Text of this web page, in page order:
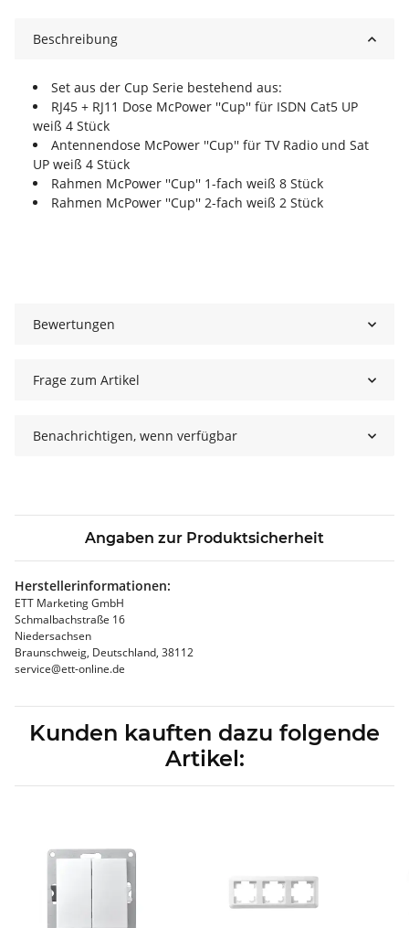
Beschreibung
Set aus der Cup Serie bestehend aus:
RJ45 + RJ11 Dose McPower ''Cup'' für ISDN Cat5 UP
weiß 4 Stück
Antennendose McPower ''Cup'' für TV Radio und Sat
UP weiß 4 Stück
Rahmen McPower ''Cup'' 1-fach weiß 8 Stück
Rahmen McPower ''Cup'' 2-fach weiß 2 Stück
Bewertungen
Frage zum Artikel
Benachrichtigen, wenn verfügbar
Angaben zur Produktsicherheit
Herstellerinformationen:
ETT Marketing GmbH
Schmalbachstraße 16
Niedersachsen
Braunschweig, Deutschland, 38112
service@ett-online.de
Kunden kauften dazu folgende
Artikel: